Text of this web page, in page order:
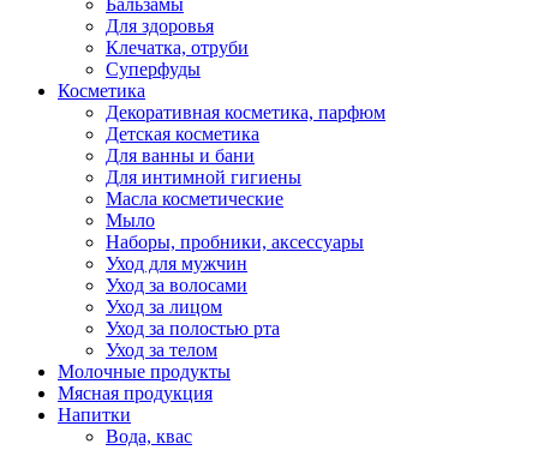
Для здоровья
Клечатка, отруби
Суперфуды
Косметика
Декоративная косметика, парфюм
Детская косметика
Для ванны и бани
Для интимной гигиены
Масла косметические
Мыло
Наборы, пробники, аксессуары
Уход для мужчин
Уход за волосами
Уход за лицом
Уход за полостью рта
Уход за телом
Молочные продукты
Мясная продукция
Напитки
Вода, квас